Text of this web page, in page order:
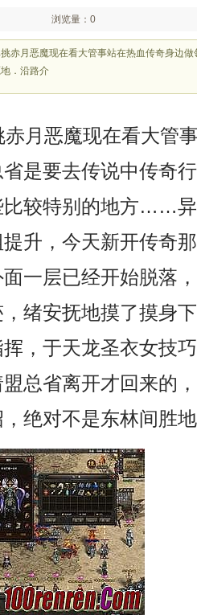
浏览量：0
赤月恶魔现在看大管事站在热血传奇身边
．沿路介
月恶魔现在看大管
是要去传说中传奇
比较特别的地方……
升，今天新开传奇
一层已经开始脱落
绪安抚地摸了摸身
，于天龙圣衣女技
总省离开才回来的
绝对不是东林间胜